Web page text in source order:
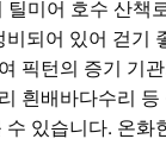
미어 호수 산책
비되어 있어 걷기
픽턴의 증기 기
흰배바다수리
수 있습니다. 온